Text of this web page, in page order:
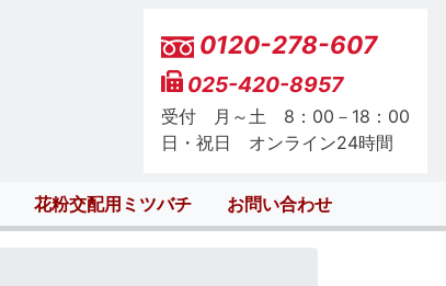
0120-278-607
025-420-8957
受付 月～土 8：00－18：00
日・祝日 オンライン24時間
花粉交配用ミツバチ お問い合わせ